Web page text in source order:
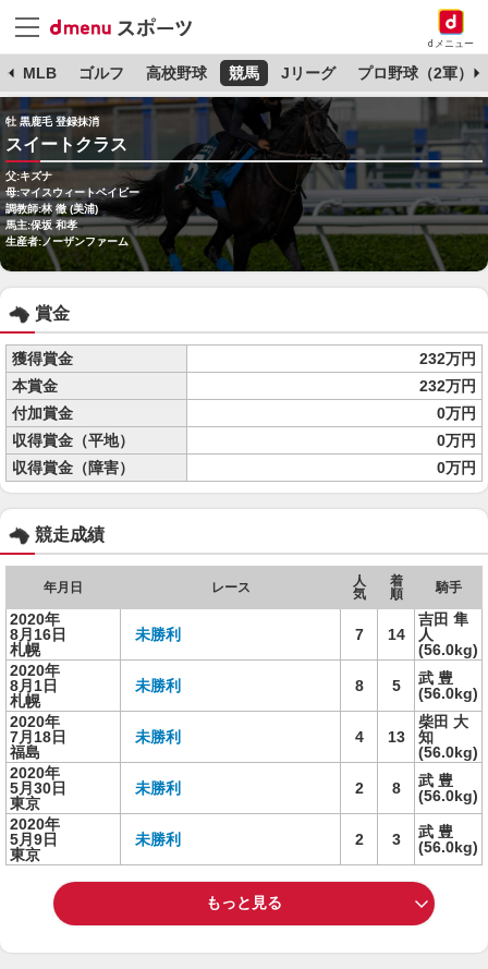
dメニュー
MLB ゴルフ 高校野球 競馬 Jリーグ プロ野球（2軍）
牡 黒鹿毛 登録抹消
スイートクラス
父:キズナ
母:マイスウィートベイビー
調教師:林 徹 (美浦)
馬主:保坂 和孝
生産者:ノーザンファーム
賞金
獲得賞金
232万円
本賞金
232万円
付加賞金
0万円
収得賞金（平地）
0万円
収得賞金（障害）
0万円
競走成績
年月日 レース
人
気
着
順
騎手
2020年
8月16日
札幌
未勝利 7 14
吉田 隼
人
(56.0kg)
2020年
8月1日
札幌
未勝利 8 5
武 豊
(56.0kg)
2020年
7月18日
福島
未勝利 4 13
柴田 大
知
(56.0kg)
2020年
5月30日
東京
未勝利 2 8
武 豊
(56.0kg)
2020年
5月9日
東京
未勝利 2 3
武 豊
(56.0kg)
もっと見る